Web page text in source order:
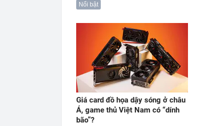
Nổi bật
Giá card đồ họa dậy sóng ở châu
Á, game thủ Việt Nam có “dính
bão”?